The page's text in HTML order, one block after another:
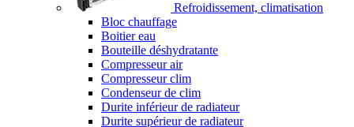
Refroidissement, climatisation
Bloc chauffage
Boitier eau
Bouteille déshydratante
Compresseur air
Compresseur clim
Condenseur de clim
Durite inférieur de radiateur
Durite supérieur de radiateur